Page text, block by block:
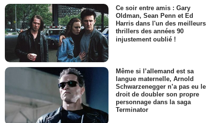
Ce soir entre amis : Gary
Oldman, Sean Penn et Ed
Harris dans l'un des meilleurs
thrillers des années 90
injustement oublié !
Même si l’allemand est sa
langue maternelle, Arnold
Schwarzenegger n’a pas eu le
droit de doubler son propre
personnage dans la saga
Terminator